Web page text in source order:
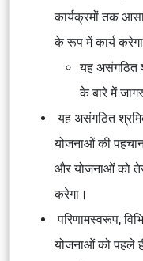
कार्यक्रमों तक
के रूप में कार्य
यह असंगठित
के बारे में
यह असंगठित
योजनाओं की पहचान
और योजनाओं को
करेगा।
परिणामस्वरूप,
योजनाओं को पहले